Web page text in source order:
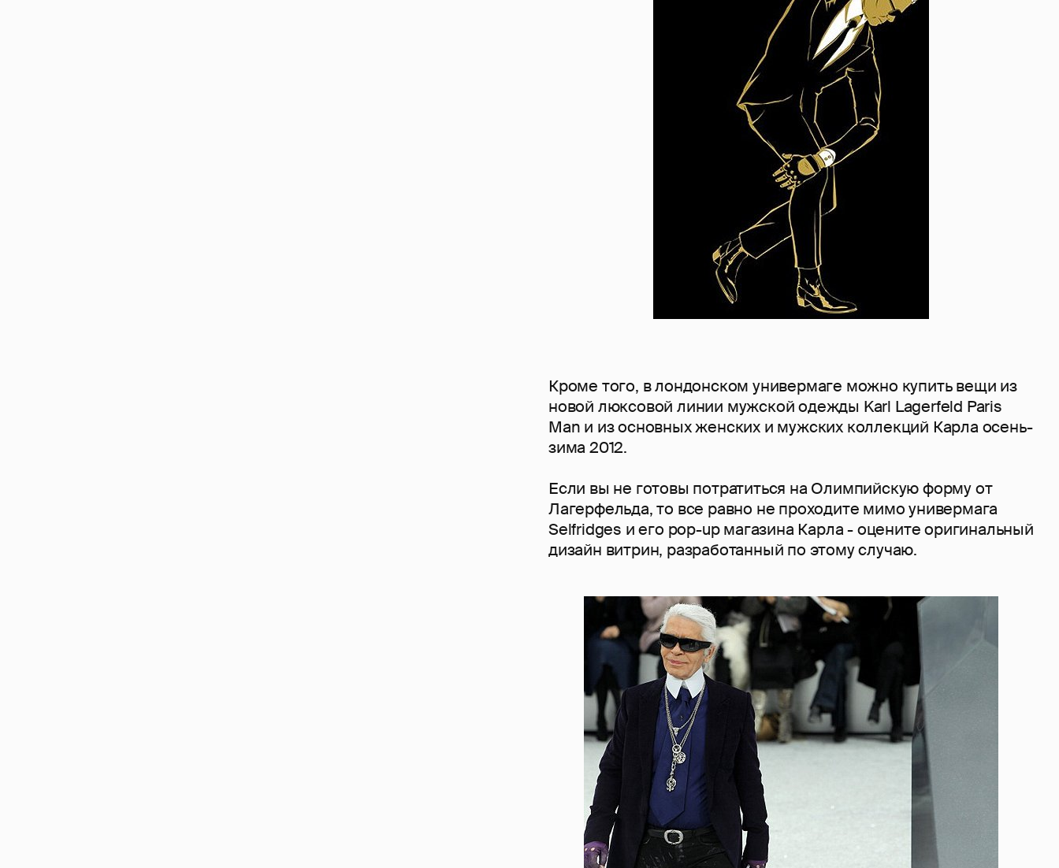
Кроме того, в лондонском универмаге можно купить вещи из
новой люксовой линии мужской одежды Karl Lagerfeld Paris
Man и из основных женских и мужских коллекций Карла осень-
зима 2012.
Если вы не готовы потратиться на Олимпийскую форму от
Лагерфельда, то все равно не проходите мимо универмага
Selfridges и его pop-up магазина Карла - оцените оригинальный
дизайн витрин, разработанный по этому случаю.